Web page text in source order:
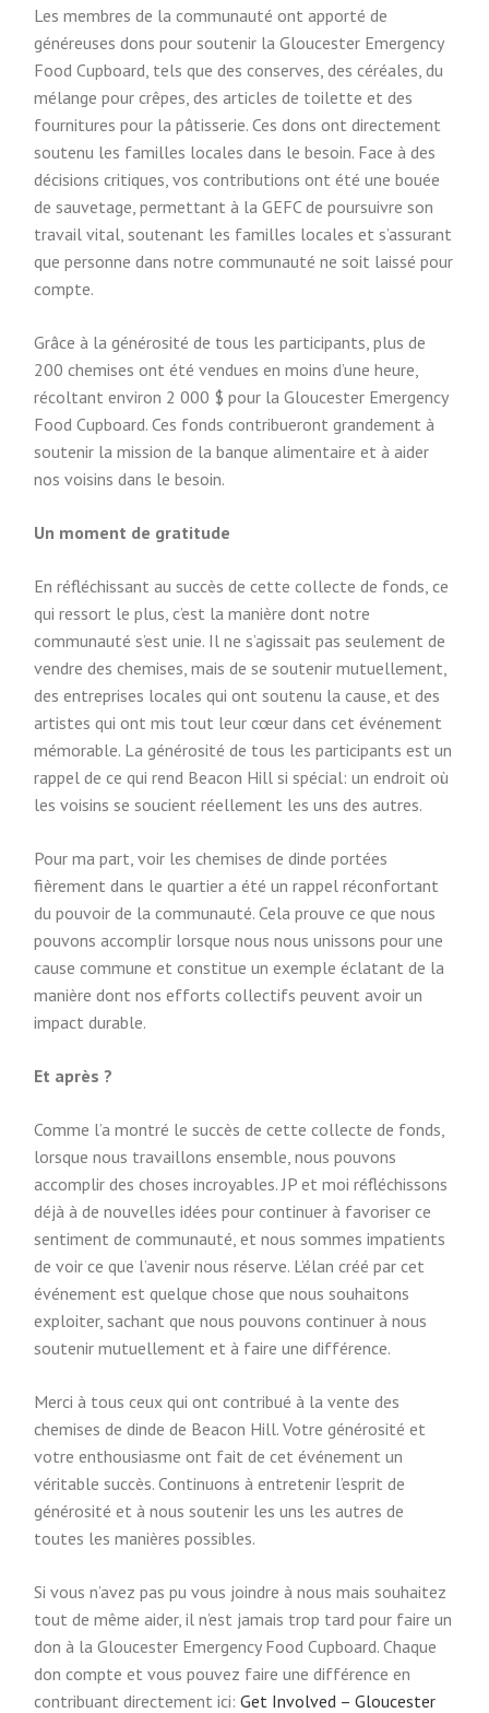
Les membres de la communauté ont apporté de
généreuses dons pour soutenir la Gloucester Emergency
Food Cupboard, tels que des conserves, des céréales, du
mélange pour crêpes, des articles de toilette et des
fournitures pour la pâtisserie. Ces dons ont directement
soutenu les familles locales dans le besoin. Face à des
décisions critiques, vos contributions ont été une bouée
de sauvetage, permettant à la GEFC de poursuivre son
travail vital, soutenant les familles locales et s’assurant
que personne dans notre communauté ne soit laissé pour
compte.
Grâce à la générosité de tous les participants, plus de
200 chemises ont été vendues en moins d’une heure,
récoltant environ 2 000 $ pour la Gloucester Emergency
Food Cupboard. Ces fonds contribueront grandement à
soutenir la mission de la banque alimentaire et à aider
nos voisins dans le besoin.
Un moment de gratitude
En réfléchissant au succès de cette collecte de fonds, ce
qui ressort le plus, c’est la manière dont notre
communauté s’est unie. Il ne s’agissait pas seulement de
vendre des chemises, mais de se soutenir mutuellement,
des entreprises locales qui ont soutenu la cause, et des
artistes qui ont mis tout leur cœur dans cet événement
mémorable. La générosité de tous les participants est un
rappel de ce qui rend Beacon Hill si spécial: un endroit où
les voisins se soucient réellement les uns des autres.
Pour ma part, voir les chemises de dinde portées
fièrement dans le quartier a été un rappel réconfortant
du pouvoir de la communauté. Cela prouve ce que nous
pouvons accomplir lorsque nous nous unissons pour une
cause commune et constitue un exemple éclatant de la
manière dont nos efforts collectifs peuvent avoir un
impact durable.
Et après ?
Comme l’a montré le succès de cette collecte de fonds,
lorsque nous travaillons ensemble, nous pouvons
accomplir des choses incroyables. JP et moi réfléchissons
déjà à de nouvelles idées pour continuer à favoriser ce
sentiment de communauté, et nous sommes impatients
de voir ce que l’avenir nous réserve. L’élan créé par cet
événement est quelque chose que nous souhaitons
exploiter, sachant que nous pouvons continuer à nous
soutenir mutuellement et à faire une différence.
Merci à tous ceux qui ont contribué à la vente des
chemises de dinde de Beacon Hill. Votre générosité et
votre enthousiasme ont fait de cet événement un
véritable succès. Continuons à entretenir l’esprit de
générosité et à nous soutenir les uns les autres de
toutes les manières possibles.
Si vous n’avez pas pu vous joindre à nous mais souhaitez
tout de même aider, il n’est jamais trop tard pour faire un
don à la Gloucester Emergency Food Cupboard. Chaque
don compte et vous pouvez faire une différence en
contribuant directement ici: Get Involved – Gloucester